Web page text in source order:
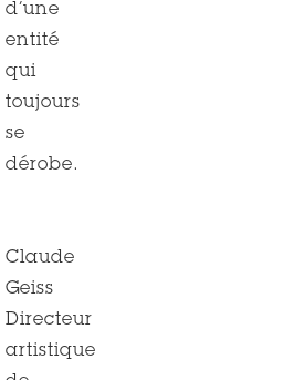
d’une
entité
qui
toujours
se
dérobe.
Claude
Geiss
Directeur
artistique